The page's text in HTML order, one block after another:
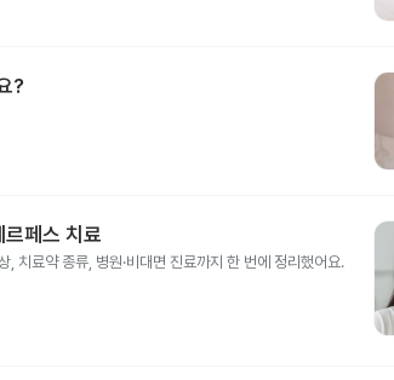
?
페스 치료
치료약 종류, 병원·비대면 진료까지 한 번에 정리했어요.